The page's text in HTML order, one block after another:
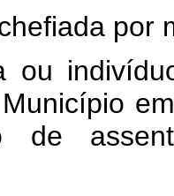
por
ou
de